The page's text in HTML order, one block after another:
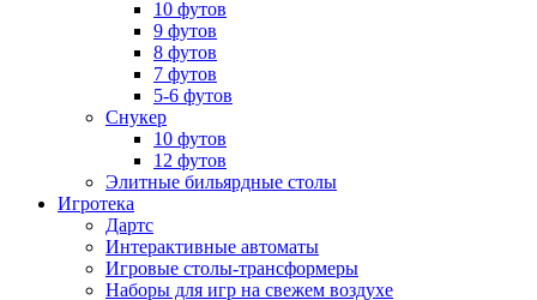
10 футов
9 футов
8 футов
7 футов
5-6 футов
Снукер
10 футов
12 футов
Элитные бильярдные столы
Игротека
Дартс
Интерактивные автоматы
Игровые столы-трансформеры
Наборы для игр на свежем воздухе